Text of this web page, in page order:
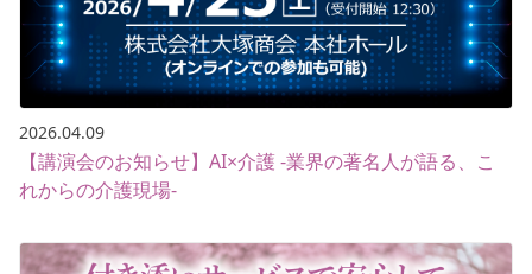
2026.04.09
【講演会のお知らせ】AI×介護 -業界の著名人が語る、こ
れからの介護現場-